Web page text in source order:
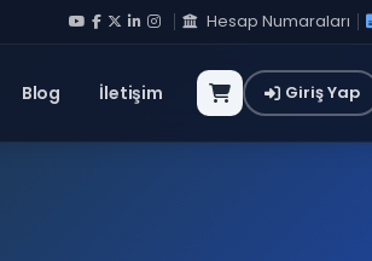
Hesap Numaraları
Blog İletişim Giriş Yap